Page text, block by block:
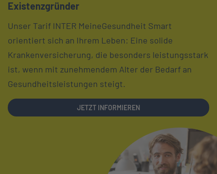
Existenzgründer
Unser Tarif INTER MeineGesundheit Smart
orientiert sich an Ihrem Leben: Eine solide
Krankenversicherung, die besonders leistungsstark
ist, wenn mit zunehmendem Alter der Bedarf an
Gesundheitsleistungen steigt.
JETZT INFORMIEREN
LINK OPENS IN NEW TAB